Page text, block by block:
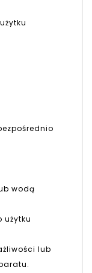
wodą
użytku
lub